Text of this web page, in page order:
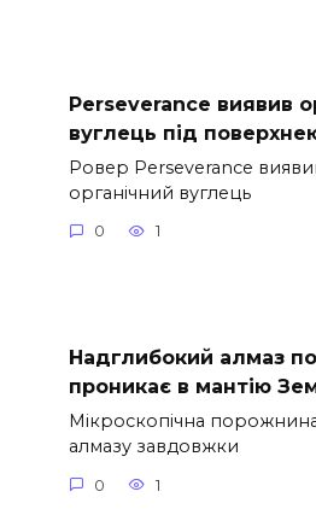
Perseverance виявив
вуглець під
Ровер Perseverance
органічний вуглець
0 1
Надглибокий алмаз
проникає в мантію
Мікроскопічна
алмазу завдовжки
0 1